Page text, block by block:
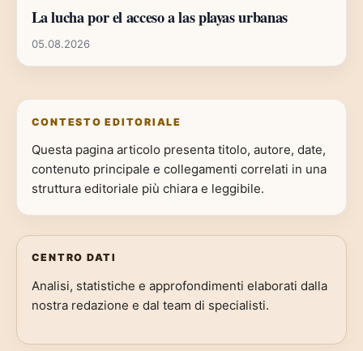
La lucha por el acceso a las playas urbanas
05.08.2026
CONTESTO EDITORIALE
Questa pagina articolo presenta titolo, autore, date,
contenuto principale e collegamenti correlati in una
struttura editoriale più chiara e leggibile.
CENTRO DATI
Analisi, statistiche e approfondimenti elaborati dalla
nostra redazione e dal team di specialisti.